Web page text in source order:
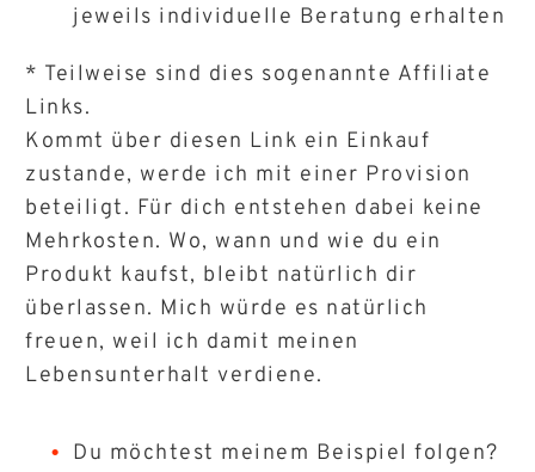
jeweils individuelle Beratung erhalten
* Teilweise sind dies sogenannte Affiliate
Links.
Kommt über diesen Link ein Einkauf
zustande, werde ich mit einer Provision
beteiligt. Für dich entstehen dabei keine
Mehrkosten. Wo, wann und wie du ein
Produkt kaufst, bleibt natürlich dir
überlassen. Mich würde es natürlich
freuen, weil ich damit meinen
Lebensunterhalt verdiene.
Du möchtest meinem Beispiel folgen?